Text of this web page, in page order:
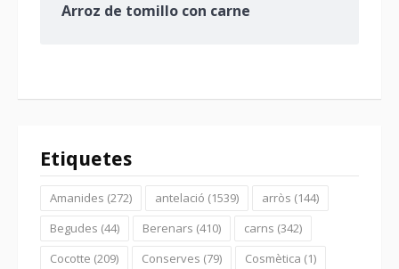
Arroz de tomillo con carne
Etiquetes
Amanides (272) antelació (1539) arròs (144)
Begudes (44) Berenars (410) carns (342)
Cocotte (209) Conserves (79) Cosmètica (1)